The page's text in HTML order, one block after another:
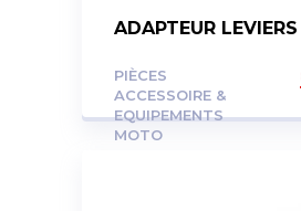
ADAPTEUR
PIÈCES
ACCESSOIRE &
EQUIPEMENTS
MOTO